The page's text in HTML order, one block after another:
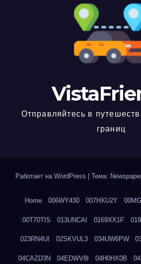
Отправляйтесь в
границ
Работает на WordPress Тема:
Home 006WY430 007HXU2Y
00T70TIS 013UNCAI 0169XX1F
023RN4UI 02SKVUL3 034UW6PW
04CAZD3N 04EDWV8I 04H0HX0B